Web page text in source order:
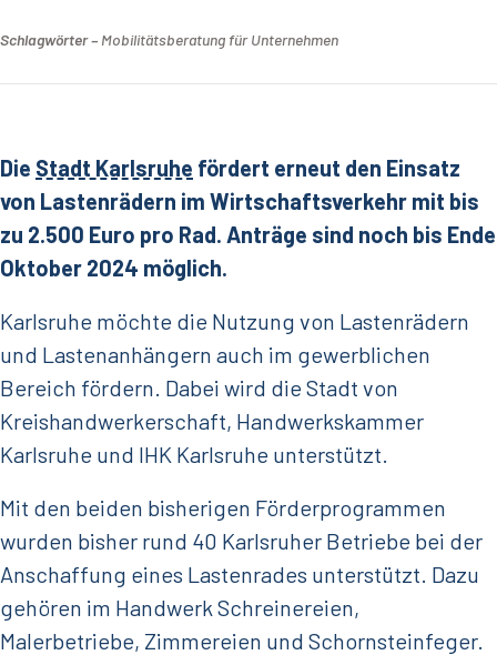
Schlagwörter – Mobilitätsberatung für Unternehmen
Die Stadt Karlsruhe fördert erneut den Einsatz
von Lastenrädern im Wirtschaftsverkehr mit bis
zu 2.500 Euro pro Rad. Anträge sind noch bis Ende
Oktober 2024 möglich.
Karlsruhe möchte die Nutzung von Lastenrädern
und Lastenanhängern auch im gewerblichen
Bereich fördern. Dabei wird die Stadt von
Kreishandwerkerschaft, Handwerkskammer
Karlsruhe und IHK Karlsruhe unterstützt.
Mit den beiden bisherigen Förderprogrammen
wurden bisher rund 40 Karlsruher Betriebe bei der
Anschaffung eines Lastenrades unterstützt. Dazu
gehören im Handwerk Schreinereien,
Malerbetriebe, Zimmereien und Schornsteinfeger.